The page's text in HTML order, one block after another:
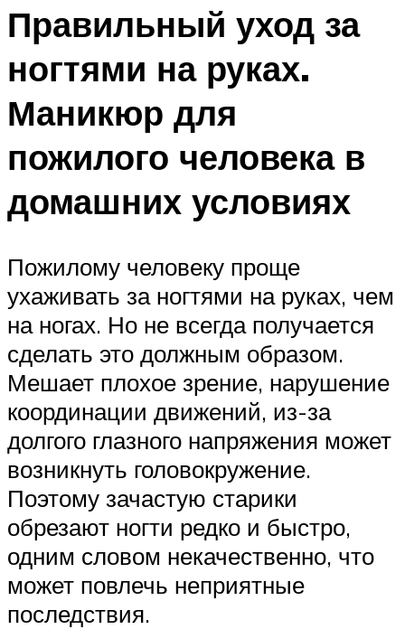
Правильный уход за
ногтями на руках.
Маникюр для
пожилого человека в
домашних условиях
Пожилому человеку проще
ухаживать за ногтями на руках, чем
на ногах. Но не всегда получается
сделать это должным образом.
Мешает плохое зрение, нарушение
координации движений, из-за
долгого глазного напряжения может
возникнуть головокружение.
Поэтому зачастую старики
обрезают ногти редко и быстро,
одним словом некачественно, что
может повлечь неприятные
последствия.